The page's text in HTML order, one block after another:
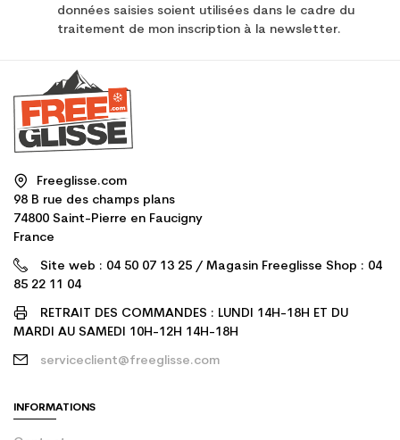
données saisies soient utilisées dans le cadre du
traitement de mon inscription à la newsletter.
Freeglisse.com
98 B rue des champs plans
74800 Saint-Pierre en Faucigny
France
Site web : 04 50 07 13 25 / Magasin Freeglisse Shop : 04
85 22 11 04
RETRAIT DES COMMANDES : LUNDI 14H-18H ET DU
MARDI AU SAMEDI 10H-12H 14H-18H
serviceclient@freeglisse.com
INFORMATIONS